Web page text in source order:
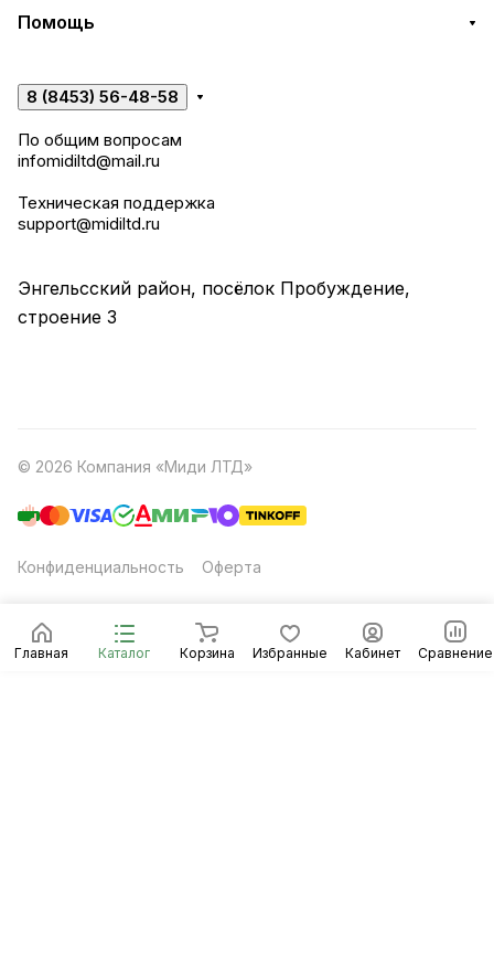
Главная Каталог Корзина Избранные Кабинет Сравнение
Помощь
8 (8453) 56-48-58
По общим вопросам
infomidiltd@mail.ru
Техническая поддержка
support@midiltd.ru
Энгельсский район, посёлок Пробуждение,
строение 3
© 2026 Компания «Миди ЛТД»
Конфиденциальность Оферта